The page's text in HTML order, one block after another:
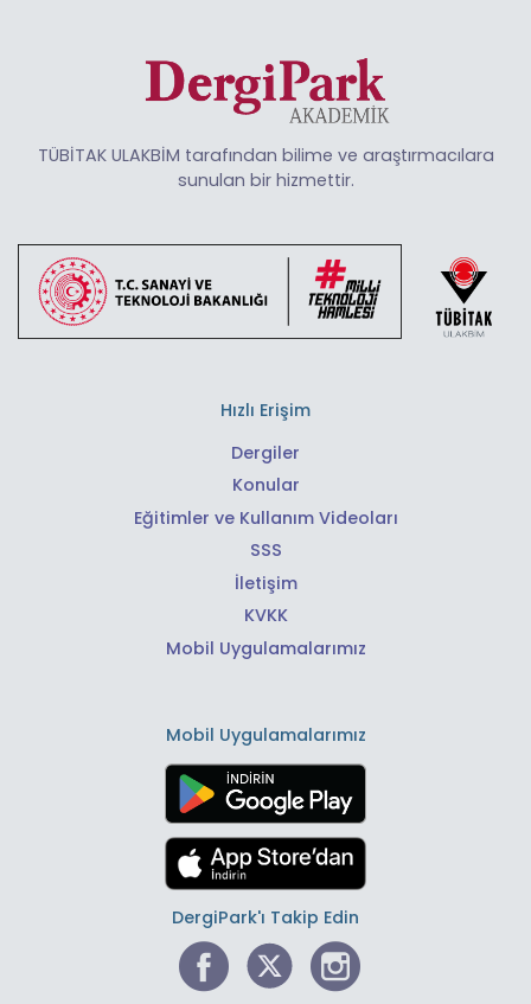
TÜBİTAK ULAKBİM tarafından bilime ve araştırmacılara
sunulan bir hizmettir.
Hızlı Erişim
Dergiler
Konular
Eğitimler ve Kullanım Videoları
SSS
İletişim
KVKK
Mobil Uygulamalarımız
Mobil Uygulamalarımız
DergiPark'ı Takip Edin